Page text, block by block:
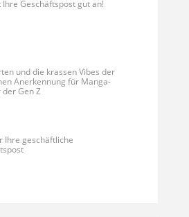
Ihre Geschäftspost gut an!
und die krassen Vibes der
Anerkennung für Manga-
der Gen Z
Ihre geschäftliche